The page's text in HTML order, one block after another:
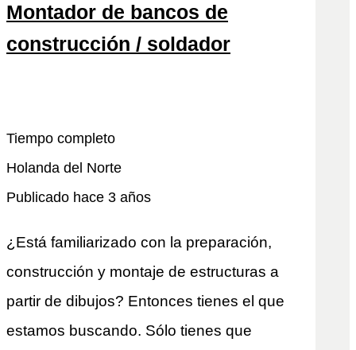
Montador de bancos de
construcción / soldador
Tiempo completo
Holanda del Norte
Publicado hace 3 años
¿Está familiarizado con la preparación,
construcción y montaje de estructuras a
partir de dibujos? Entonces tienes el que
estamos buscando. Sólo tienes que